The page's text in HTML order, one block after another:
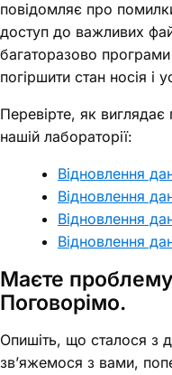
повідомляє про
доступ до важливих
багаторазово
погіршити стан носія і
Перевірте, як
нашій лабораторії:
Відновлення
Відновлення
Відновлення
Відновлення
Маєте
Поговорімо.
Опишіть, що сталося
зв’яжемося з вами,